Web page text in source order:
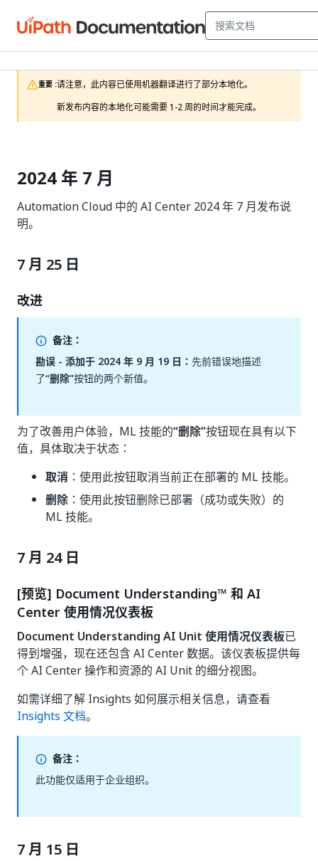
重要 :请注意，此内容已使用机器翻译进行了部分本地化。
新发布内容的本地化可能需要 1-2 周的时间才能完成。
2024 年 7 月
Automation Cloud 中的 AI Center 2024 年 7 月发布说
明。
7 月 25 日
改进
备注：
勘误 - 添加于 2024 年 9 月 19 日： 先前错误地描述
了“删除”按钮的两个新值。
为了改善用户体验，ML 技能的“删除”按钮现在具有以下
值，具体取决于状态：
取消 ：使用此按钮取消当前正在部署的 ML 技能。
删除 ：使用此按钮删除已部署（成功或失败）的
ML 技能。
7 月 24 日
[预览] Document Understanding™ 和 AI
Center 使用情况仪表板
Document Understanding AI Unit 使用情况仪表板已
得到增强，现在还包含 AI Center 数据。该仪表板提供每
个 AI Center 操作和资源的 AI Unit 的细分视图。
如需详细了解 Insights 如何展示相关信息，请查看
Insights 文档。
备注：
此功能仅适用于企业组织。
7 月 15 日